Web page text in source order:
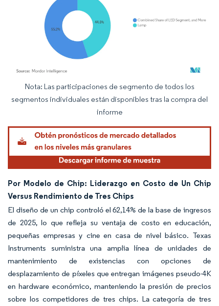
Imagen © Mordor Intelligence. El uso requiere atribución según CC BY 4.0.
Nota: Las participaciones de segmento de todos los
segmentos individuales están disponibles tras la compra del
informe
Por Modelo de Chip: Liderazgo en Costo de Un Chip
Versus Rendimiento de Tres Chips
El diseño de un chip controló el 62,14% de la base de ingresos
de 2025, lo que refleja su ventaja de costo en educación,
pequeñas empresas y cine en casa de nivel básico. Texas
Instruments suministra una amplia línea de unidades de
mantenimiento de existencias con opciones de
desplazamiento de píxeles que entregan imágenes pseudo-4K
en hardware económico, manteniendo la presión de precios
sobre los competidores de tres chips. La categoría de tres